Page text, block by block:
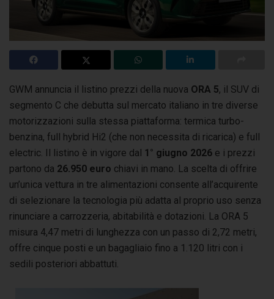
GWM annuncia il listino prezzi della nuova ORA 5, il SUV di
segmento C che debutta sul mercato italiano in tre diverse
motorizzazioni sulla stessa piattaforma: termica turbo-
benzina, full hybrid Hi2 (che non necessita di ricarica) e full
electric. Il listino è in vigore dal 1° giugno 2026 e i prezzi
partono da 26.950 euro chiavi in mano. La scelta di offrire
un’unica vettura in tre alimentazioni consente all’acquirente
di selezionare la tecnologia più adatta al proprio uso senza
rinunciare a carrozzeria, abitabilità e dotazioni. La ORA 5
misura 4,47 metri di lunghezza con un passo di 2,72 metri,
offre cinque posti e un bagagliaio fino a 1.120 litri con i
sedili posteriori abbattuti.